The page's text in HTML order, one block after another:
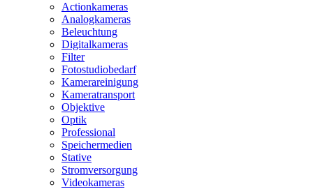
Actionkameras
Analogkameras
Beleuchtung
Digitalkameras
Filter
Fotostudiobedarf
Kamerareinigung
Kameratransport
Objektive
Optik
Professional
Speichermedien
Stative
Stromversorgung
Videokameras